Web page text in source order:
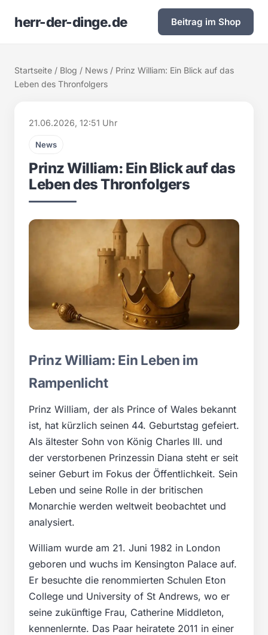
herr-der-dinge.de Beitrag im Shop
Startseite / Blog / News / Prinz William: Ein Blick auf das
Leben des Thronfolgers
21.06.2026, 12:51 Uhr
News
Prinz William: Ein Blick auf das
Leben des Thronfolgers
Prinz William: Ein Leben im
Rampenlicht
Prinz William, der als Prince of Wales bekannt
ist, hat kürzlich seinen 44. Geburtstag gefeiert.
Als ältester Sohn von König Charles III. und
der verstorbenen Prinzessin Diana steht er seit
seiner Geburt im Fokus der Öffentlichkeit. Sein
Leben und seine Rolle in der britischen
Monarchie werden weltweit beobachtet und
analysiert.
William wurde am 21. Juni 1982 in London
geboren und wuchs im Kensington Palace auf.
Er besuchte die renommierten Schulen Eton
College und University of St Andrews, wo er
seine zukünftige Frau, Catherine Middleton,
kennenlernte. Das Paar heiratete 2011 in einer